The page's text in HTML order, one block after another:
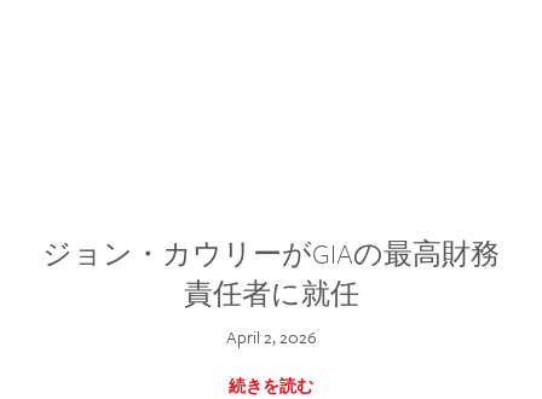
ジョン・カウリーがGIAの最高財務
責任者に就任
April 2, 2026
続きを読む